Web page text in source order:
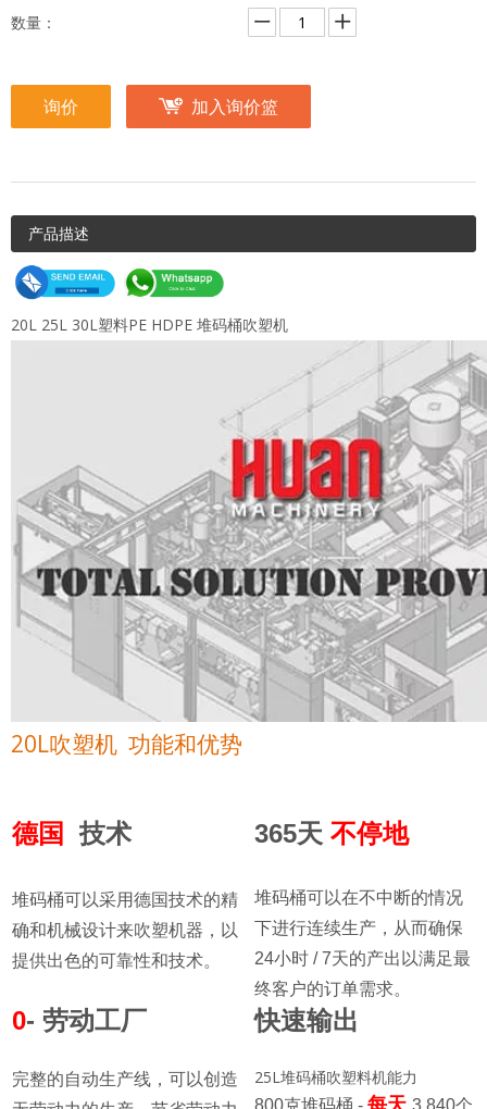
数量：
询价 加入询价篮
产品描述
20L 25L 30L塑料PE HDPE 堆码桶吹塑机
20L吹塑机 功能和优势
德国 技术
堆码桶可以采用德国技术的精
确和机械设计来吹塑机器，以
提供出色的可靠性和技术。
365天 不停地
堆码桶可以在不中断的情况
下进行连续生产，从而确保
24小时 / 7天的产出以满足最
终客户的订单需求。
0- 劳动工厂
完整的自动生产线，可以创造
快速输出
25L堆码桶吹塑料机能力
800克堆码桶 - 每天 3,840个